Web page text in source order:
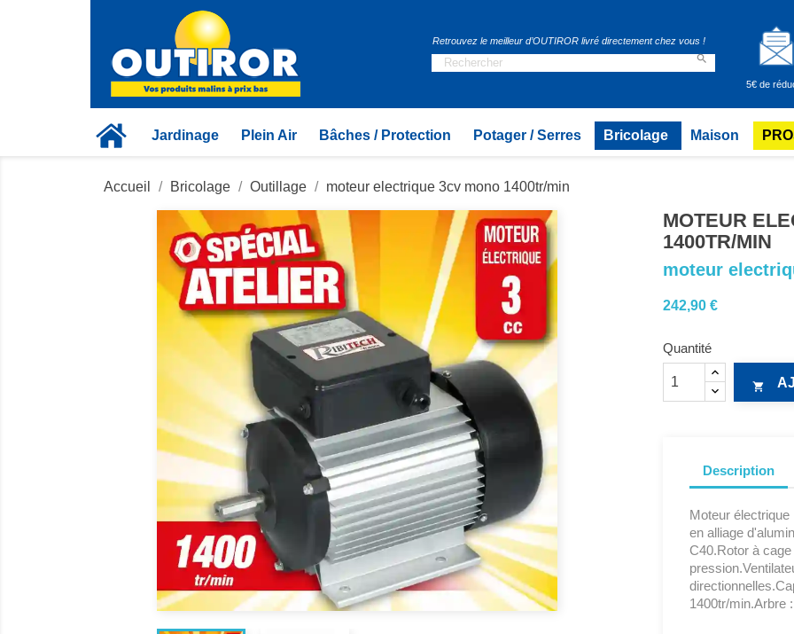
Retrouvez le meilleur d’OUTIROR livré directement chez vous !

5€ de
Jardinage Plein Air Bâches / Protection Potager / Serres Bricolage Maison
Accueil Bricolage Outillage moteur electrique 3cv mono 1400tr/min
MOTEUR
1400TR/MIN
moteur
242,90 €
Quantité

Description
Moteur
en alliage
C40.Rotor à
1400tr/min.Arbre